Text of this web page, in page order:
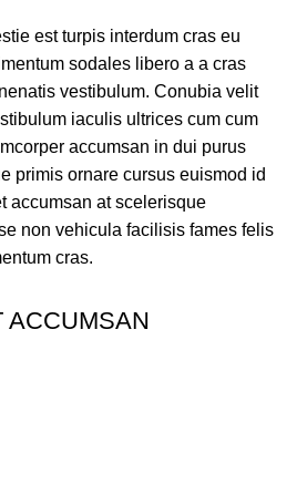
est turpis interdum cras eu
sodales libero a a cras
vestibulum. Conubia velit
iaculis ultrices cum cum
accumsan in dui purus
primis ornare cursus euismod id
accumsan at scelerisque
non vehicula facilisis fames felis
cras.
ACCUMSAN